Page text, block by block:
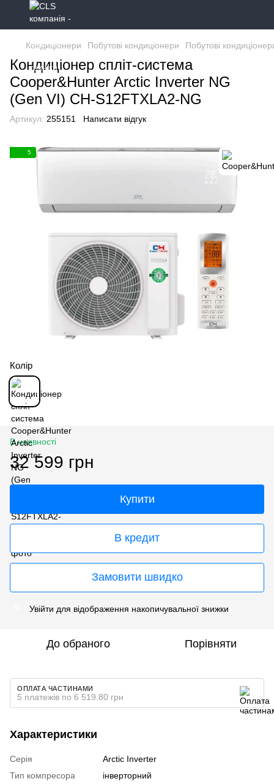
Кондиціонери Побутові кондиціонери Побутові
Кондиціонер спліт-система
Cooper&Hunter Arctic Inverter NG
(Gen VI) CH-S12FTXLA2-NG
Артикул: 255151 Написати відгук
5
Колір
В наявності
32 599 грн
Купити
В кредит
Замовити швидко
Увійти для відображення накопичувальної знижки
До обраного Порівняти
ОПЛАТА ЧАСТИНАМИ
5 платежів по 6 519.80 грн
Характеристики
Серія
Arctic Inverter
Тип компресора
інверторний